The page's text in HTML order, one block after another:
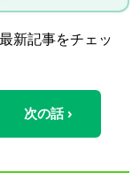
新記事をチェッ
次の話 ›